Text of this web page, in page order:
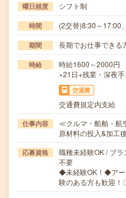
曜日頻度 シフト制
時間 (2交替)8:30～17:00
期間 長期でお仕事できる
時給
時給1600～2000円
×21日+残業・深夜手
交通費
交通費規定内支給
仕事内容
≪クルマ・船舶・航
原材料の投入&加工
応募資格
職種未経験OK / ブ
不要
◆未経験OK！◆アー
験のある方も歓迎